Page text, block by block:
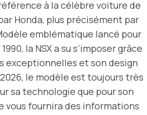
à la célèbre voiture de
Honda, plus précisément par
emblématique lancé pour
la NSX a su s’imposer grâce
exceptionnelles et son design
le modèle est toujours très
sa technologie que pour son
vous fournira des informations